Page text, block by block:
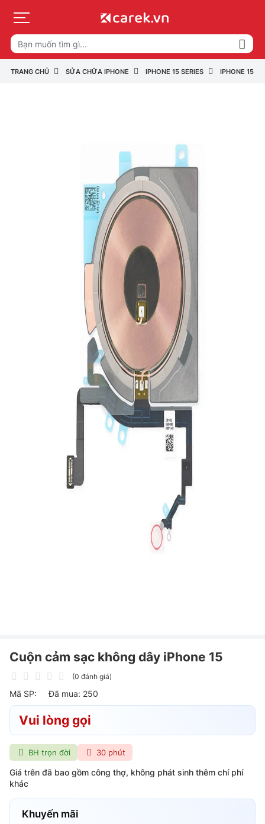
TRANG CHỦ SỬA CHỮA IPHONE IPHONE 15 SERIES IPHONE 15
Cuộn cảm sạc không dây iPhone 15
(0 đánh giá)
Mã SP: Đã mua: 250
Vui lòng gọi
BH trọn đời 30 phút
Giá trên đã bao gồm công thợ, không phát sinh thêm chí phí
khác
Khuyến mãi